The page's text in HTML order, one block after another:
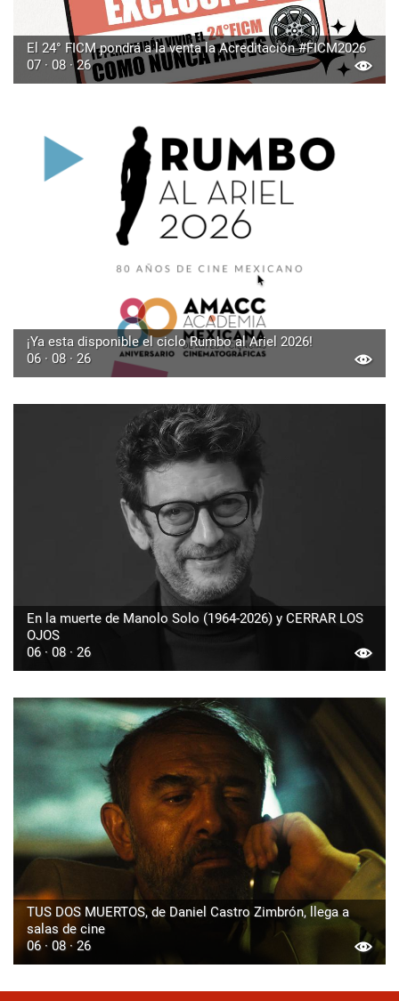
El 24° FICM pondrá a la venta la Acreditación #FICM2026
07 · 08 · 26
¡Ya esta disponible el ciclo Rumbo al Ariel 2026!
06 · 08 · 26
En la muerte de Manolo Solo (1964-2026) y CERRAR LOS
OJOS
06 · 08 · 26
TUS DOS MUERTOS, de Daniel Castro Zimbrón, llega a
salas de cine
06 · 08 · 26